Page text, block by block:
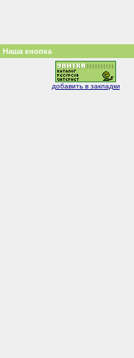
Наша кнопка
добавить в закладки